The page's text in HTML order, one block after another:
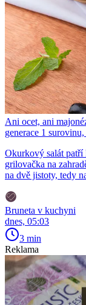
Ani ocet, ani
generace 1
Okurkový salát patří
grilovačka na
na dvě jistoty, tedy
Bruneta v kuchyni
dnes, 05:03
3 min
Reklama